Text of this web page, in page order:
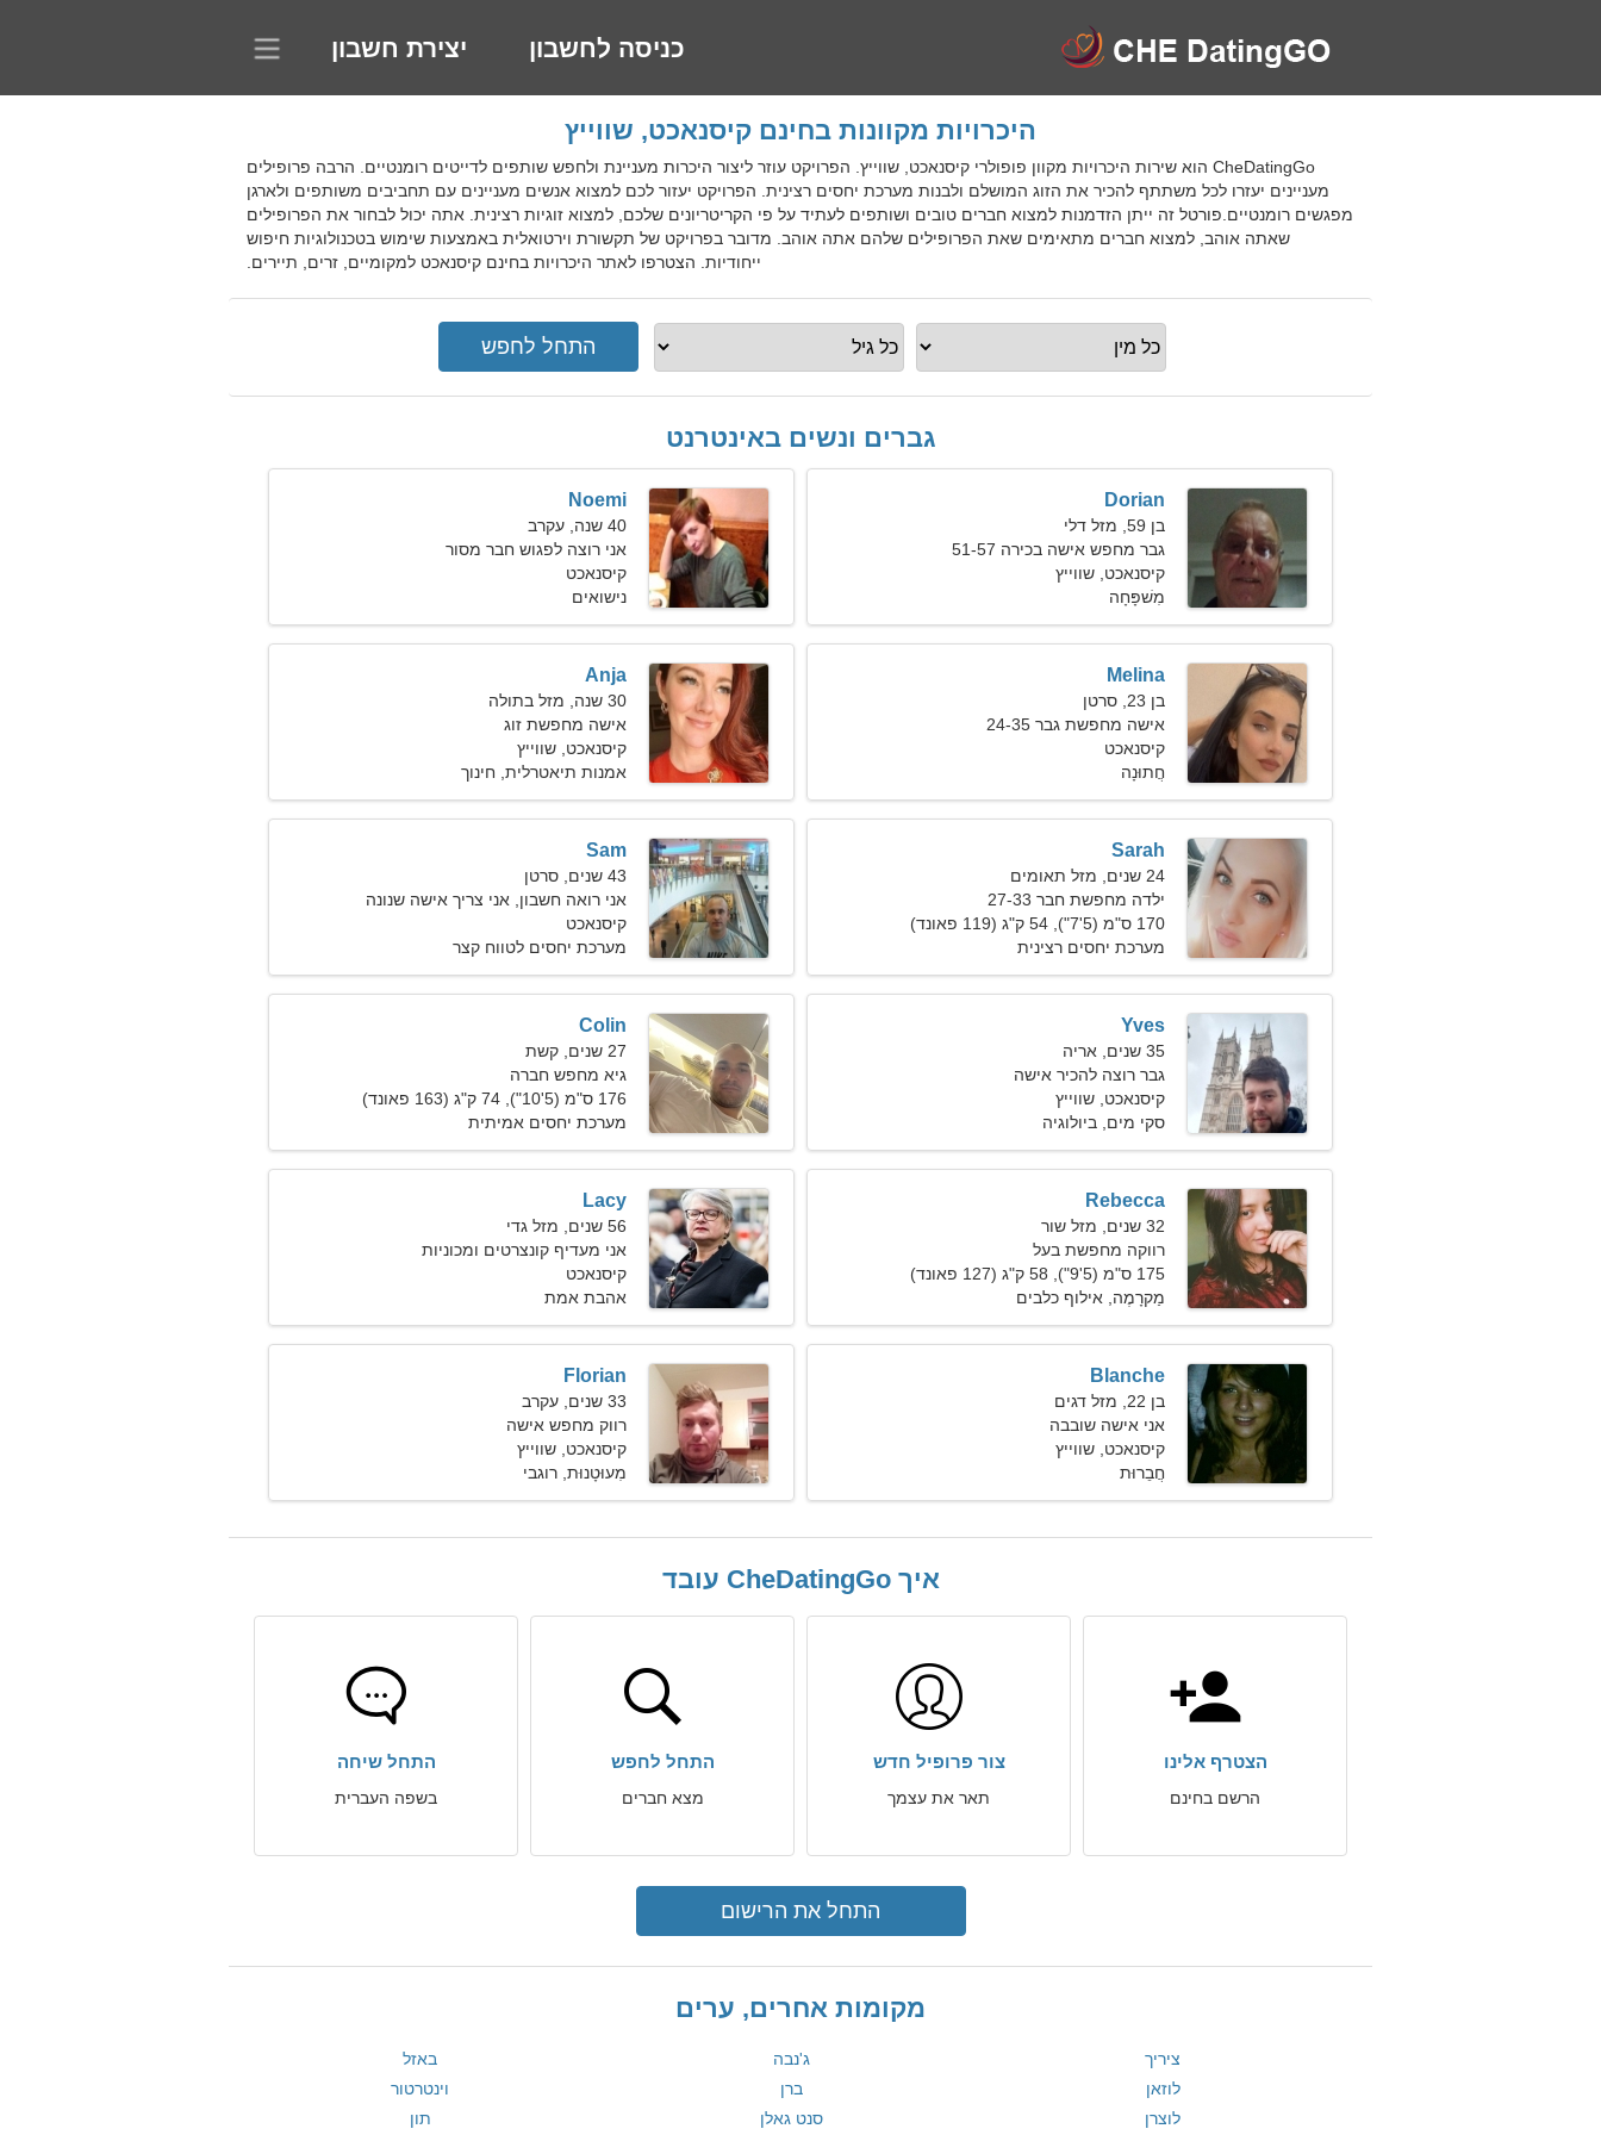
כניסה לחשבון יצירת חשבון
היכרויות מקוונות בחינם קיסנאכט, שווייץ
CheDatingGo הוא שירות היכרויות מקוון פופולרי קיסנאכט, שווייץ. הפרויקט עוזר ליצור היכרות מעניינת ולחפש שותפים לדייטים רומנטיים. הרבה פרופילים
מעניינים יעזרו לכל משתתף להכיר את הזוג המושלם ולבנות מערכת יחסים רצינית. הפרויקט יעזור לכם למצוא אנשים מעניינים עם תחביבים משותפים ולארגן
מפגשים רומנטיים.פורטל זה ייתן הזדמנות למצוא חברים טובים ושותפים לעתיד על פי הקריטריונים שלכם, למצוא זוגיות רצינית. אתה יכול לבחור את הפרופילים
שאתה אוהב, למצוא חברים מתאימים שאת הפרופילים שלהם אתה אוהב. מדובר בפרויקט של תקשורת וירטואלית באמצעות שימוש בטכנולוגיות חיפוש
ייחודיות. הצטרפו לאתר היכרויות בחינם קיסנאכט למקומיים, זרים, תיירים.
גברים ונשים באינטרנט
Dorian
בן 59, מזל דלי
גבר מחפש אישה בכירה 51-57
קיסנאכט, שווייץ
מִשׁפָּחָה
Noemi
40 שנה, עקרב
אני רוצה לפגוש חבר מסור
קיסנאכט
נישואים
Melina
בן 23, סרטן
אישה מחפשת גבר 24-35
קיסנאכט
חֲתוּנָה
Anja
30 שנה, מזל בתולה
אישה מחפשת זוג
קיסנאכט, שווייץ
אמנות תיאטרלית, חינוך
Sarah
24 שנים, מזל תאומים
ילדה מחפשת חבר 27-33
170 ס"מ (5'7"), 54 ק"ג (119 פאונד)
מערכת יחסים רצינית
Sam
43 שנים, סרטן
אני רואה חשבון, אני צריך אישה שנונה
קיסנאכט
מערכת יחסים לטווח קצר
Yves
35 שנים, אריה
גבר רוצה להכיר אישה
קיסנאכט, שווייץ
סקי מים, ביולוגיה
Colin
27 שנים, קשת
גיא מחפש חברה
176 ס"מ (5'10"), 74 ק"ג (163 פאונד)
מערכת יחסים אמיתית
Rebecca
32 שנים, מזל שור
רווקה מחפשת בעל
175 ס"מ (5'9"), 58 ק"ג (127 פאונד)
מַקרָמֶה, אילוף כלבים
Lacy
56 שנים, מזל גדי
אני מעדיף קונצרטים ומכוניות
קיסנאכט
אהבת אמת
Blanche
בן 22, מזל דגים
אני אישה שובבה
קיסנאכט, שווייץ
חֲבֵרוּת
Florian
33 שנים, עקרב
רווק מחפש אישה
קיסנאכט, שווייץ
מִעוּטָנוּת, רוגבי
איך CheDatingGo עובד
הצטרף אלינו
הרשם בחינם
צור פרופיל חדש
תאר את עצמך
התחל לחפש
מצא חברים
התחל שיחה
בשפה העברית
התחל את הרישום
מקומות אחרים, ערים
ציריך ג'נבה
באזל
לוזאן
ברן
וינטרטור
לוצרן
סנט גאלן תון